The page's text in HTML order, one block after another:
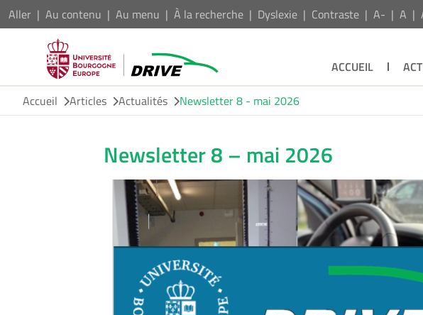
Aller Au contenu Au menu À la recherche Dyslexie Contraste A- A
ACCUEIL
Accueil
Articles Actualités Newsletter 8 - mai 2026
Newsletter 8 – mai 2026